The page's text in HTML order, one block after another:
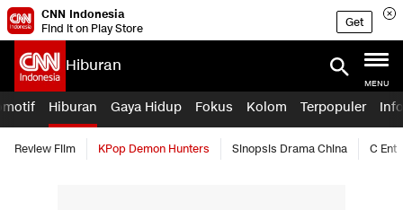
CNN Indonesia
Find it on Play Store
Get
Hiburan
MENU
Hiburan Gaya Hidup Fokus Kolom Terpopuler
Review Film KPop Demon Hunters Sinopsis Drama China C Ent